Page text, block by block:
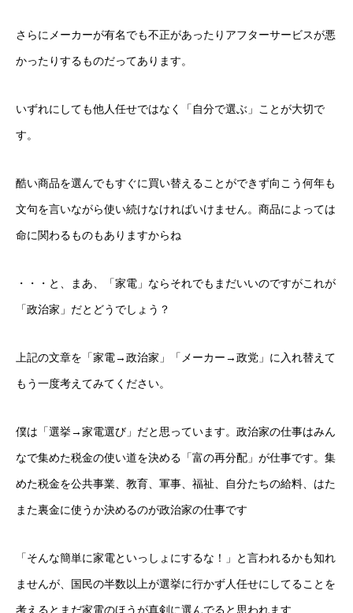
さらにメーカーが有名でも不正があったりアフターサービスが悪
かったりするものだってあります。
いずれにしても他人任せではなく「自分で選ぶ」ことが大切で
す。
酷い商品を選んでもすぐに買い替えることができず向こう何年も
文句を言いながら使い続けなければいけません。商品によっては
命に関わるものもありますからね
・・・と、まあ、「家電」ならそれでもまだいいのですがこれが
「政治家」だとどうでしょう？
上記の文章を「家電→政治家」「メーカー→政党」に入れ替えて
もう一度考えてみてください。
僕は「選挙→家電選び」だと思っています。政治家の仕事はみん
なで集めた税金の使い道を決める「富の再分配」が仕事です。集
めた税金を公共事業、教育、軍事、福祉、自分たちの給料、はた
また裏金に使うか決めるのが政治家の仕事です
「そんな簡単に家電といっしょにするな！」と言われるかも知れ
ませんが、国民の半数以上が選挙に行かず人任せにしてることを
考えるとまだ家電のほうが真剣に選んでると思われます